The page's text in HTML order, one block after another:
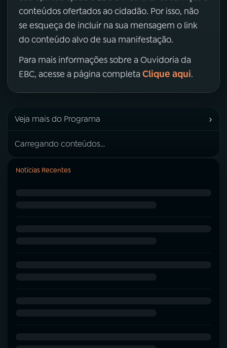
conteúdos ofertados ao cidadão. Por isso, não
se esqueça de incluir na sua mensagem o link
do conteúdo alvo de sua manifestação.
Para mais informações sobre a Ouvidoria da
EBC, acesse a página completa Clique aqui.
Veja mais do Programa ›
Carregando conteúdos...
Notícias Recentes